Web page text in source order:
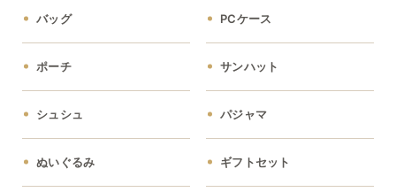
バッグ PCケース
ポーチ サンハット
シュシュ パジャマ
ぬいぐるみ ギフトセット